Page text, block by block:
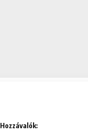
Hozzávalók: